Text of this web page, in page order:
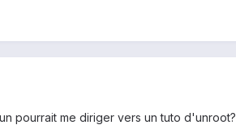
pourrait me diriger vers un tuto d'unroot?